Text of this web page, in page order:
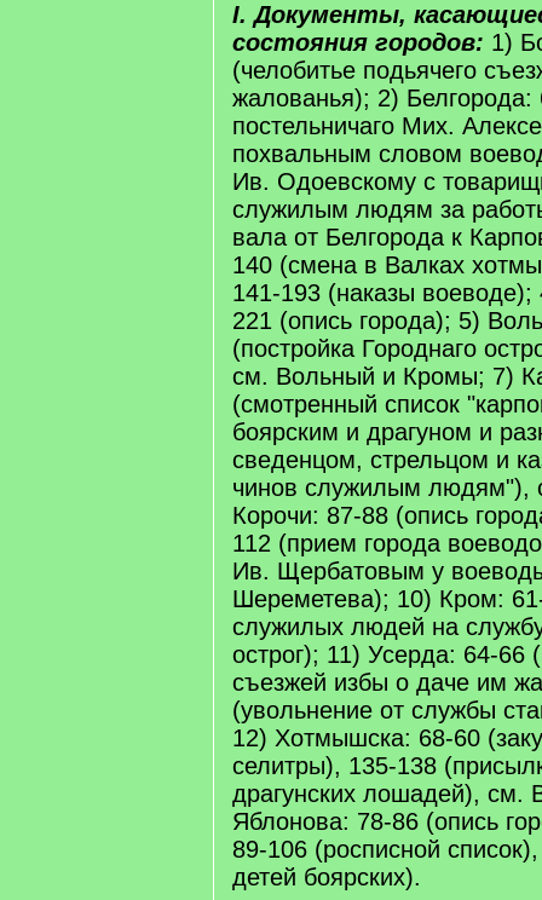
I. Документы,
состояния городов: 1)
(челобитье подьячего
жалованья); 2) Белгорода:
постельничаго Мих.
похвальным словом
Ив. Одоевскому с
служилым людям за
вала от Белгорода к
140 (смена в Валках
141-193 (наказы
221 (опись города); 5)
(постройка Городнаго
см. Вольный и Кромы; 7)
(смотренный список
боярским и драгуном и
сведенцом, стрельцом и
чинов служилым людям"),
Корочи: 87-88 (опись
112 (прием города
Ив. Щербатовым у
Шереметева); 10) Кром:
служилых людей на
острог); 11) Усерда: 64-66
съезжей избы о даче им
(увольнение от службы
12) Хотмышска: 68-60
селитры), 135-138
драгунских лошадей), см.
Яблонова: 78-86 (опись
89-106 (росписной
детей боярских).